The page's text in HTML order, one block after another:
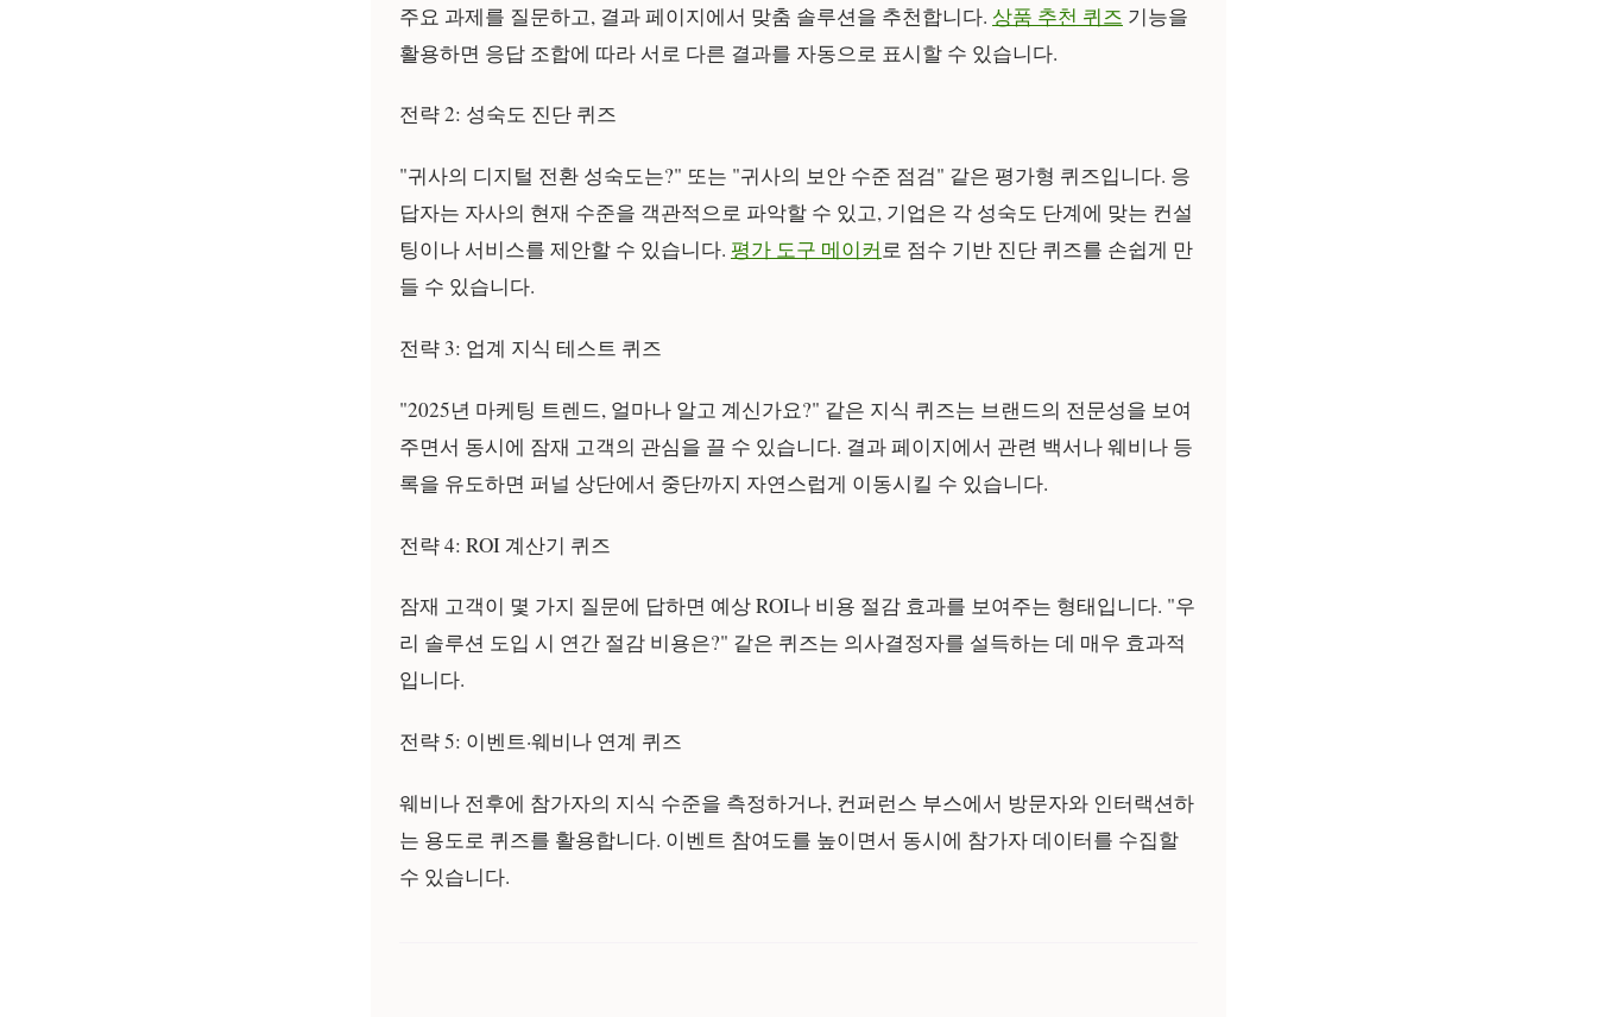
주요 과제를 질문하고, 결과 페이지에서 맞춤 솔루션을 추천합니다. 상품 추천 퀴즈 기능을
활용하면 응답 조합에 따라 서로 다른 결과를 자동으로 표시할 수 있습니다.
전략 2: 성숙도 진단 퀴즈
"귀사의 디지털 전환 성숙도는?" 또는 "귀사의 보안 수준 점검" 같은 평가형 퀴즈입니다. 응
답자는 자사의 현재 수준을 객관적으로 파악할 수 있고, 기업은 각 성숙도 단계에 맞는 컨설
팅이나 서비스를 제안할 수 있습니다. 평가 도구 메이커로 점수 기반 진단 퀴즈를 손쉽게 만
들 수 있습니다.
전략 3: 업계 지식 테스트 퀴즈
"2025년 마케팅 트렌드, 얼마나 알고 계신가요?" 같은 지식 퀴즈는 브랜드의 전문성을 보여
주면서 동시에 잠재 고객의 관심을 끌 수 있습니다. 결과 페이지에서 관련 백서나 웨비나 등
록을 유도하면 퍼널 상단에서 중단까지 자연스럽게 이동시킬 수 있습니다.
전략 4: ROI 계산기 퀴즈
잠재 고객이 몇 가지 질문에 답하면 예상 ROI나 비용 절감 효과를 보여주는 형태입니다. "우
리 솔루션 도입 시 연간 절감 비용은?" 같은 퀴즈는 의사결정자를 설득하는 데 매우 효과적
입니다.
전략 5: 이벤트·웨비나 연계 퀴즈
웨비나 전후에 참가자의 지식 수준을 측정하거나, 컨퍼런스 부스에서 방문자와 인터랙션하
는 용도로 퀴즈를 활용합니다. 이벤트 참여도를 높이면서 동시에 참가자 데이터를 수집할
수 있습니다.